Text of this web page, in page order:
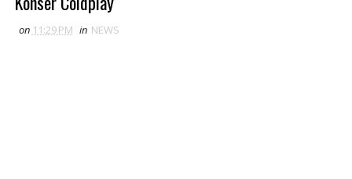
on 11:29 PM in NEWS